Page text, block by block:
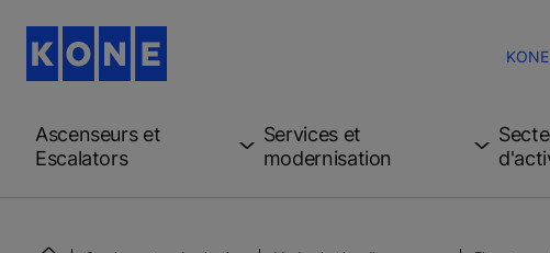
Ascenseurs et
Escalators
Services et
modernisation